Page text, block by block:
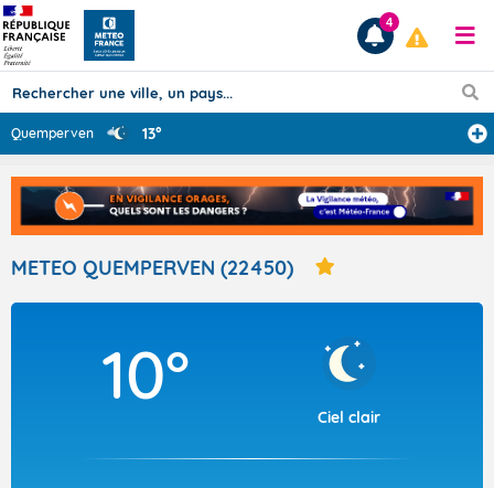
Prévisions
TOUS LES RÉSULTATS
Articles
4
Quemperven 13°
METEO QUEMPERVEN (22450)
10°
Ciel clair